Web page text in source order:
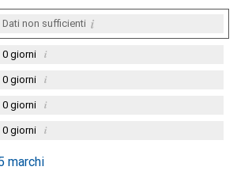
Dati non sufficienti i
0giorni i
0giorni i
0giorni i
0giorni i
marchi